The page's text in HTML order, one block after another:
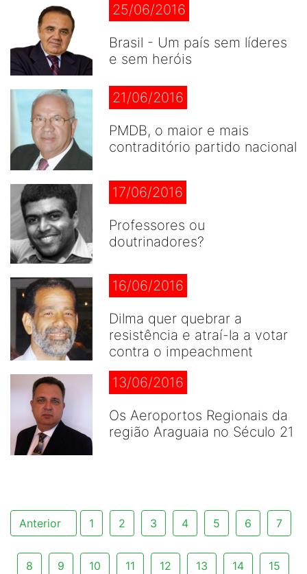
25/06/2016
Brasil - Um país sem líderes
e sem heróis
21/06/2016
PMDB, o maior e mais
contraditório partido nacional
17/06/2016
Professores ou
doutrinadores?
16/06/2016
Dilma quer quebrar a
resistência e atraí-la a votar
contra o impeachment
13/06/2016
Os Aeroportos Regionais da
região Araguaia no Século 21
Anterior 1 2 3 4 5 6 7
8 9 10 11 12 13 14 15